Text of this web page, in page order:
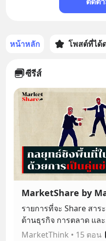
หน้าหลัก โพสต์ที่ได้
ซีรีส์
MarketShare by
รายการที่จะ Share สาร
ด้านธุรกิจ การตลาด แล
แบรนด์
MarketThink • 15 ตอน